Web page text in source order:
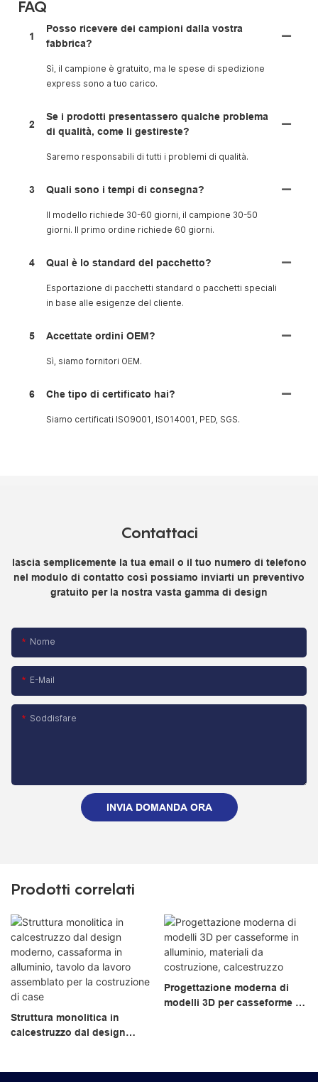
FAQ
1
Posso ricevere dei campioni dalla vostra
fabbrica?
Sì, il campione è gratuito, ma le spese di spedizione
express sono a tuo carico.
2
Se i prodotti presentassero qualche problema
di qualità, come li gestireste?
Saremo responsabili di tutti i problemi di qualità.
3 Quali sono i tempi di consegna?
Il modello richiede 30-60 giorni, il campione 30-50
giorni. Il primo ordine richiede 60 giorni.
4 Qual è lo standard del pacchetto?
Esportazione di pacchetti standard o pacchetti speciali
in base alle esigenze del cliente.
5 Accettate ordini OEM?
Sì, siamo fornitori OEM.
6 Che tipo di certificato hai?
Siamo certificati ISO9001, ISO14001, PED, SGS.
Contattaci
lascia semplicemente la tua email o il tuo numero di telefono
nel modulo di contatto così possiamo inviarti un preventivo
gratuito per la nostra vasta gamma di design
Nome
E-Mail
Soddisfare
INVIA DOMANDA ORA
Prodotti correlati
Struttura monolitica in
calcestruzzo dal design
Progettazione moderna di
modelli 3D per casseforme in